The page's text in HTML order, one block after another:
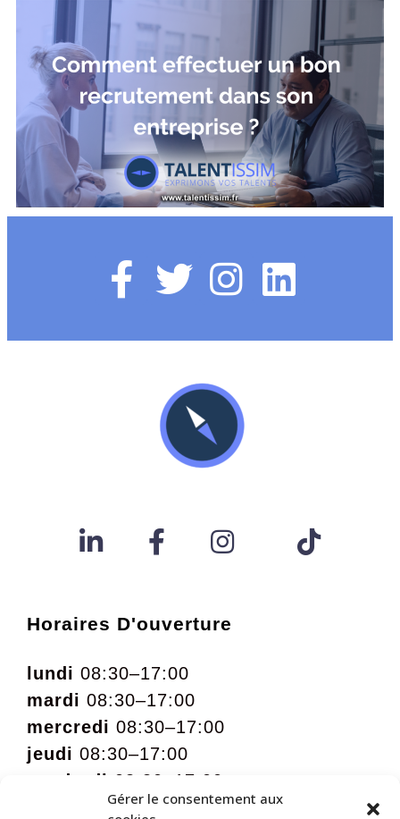
Gérer le consentement aux
Horaires D'ouverture
lundi 08:30–17:00
mardi 08:30–17:00
mercredi 08:30–17:00
jeudi 08:30–17:00
vendredi 08:30–17:00
09:00 – 12:00 sur rdv